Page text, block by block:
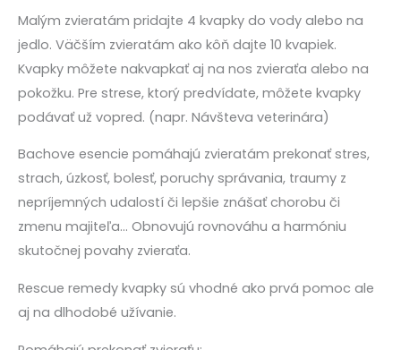
Malým zvieratám pridajte 4 kvapky do vody alebo na
jedlo. Väčším zvieratám ako kôň dajte 10 kvapiek.
Kvapky môžete nakvapkať aj na nos zvieraťa alebo na
pokožku. Pre strese, ktorý predvídate, môžete kvapky
podávať už vopred. (napr. Návšteva veterinára)
Bachove esencie pomáhajú zvieratám prekonať stres,
strach, úzkosť, bolesť, poruchy správania, traumy z
nepríjemných udalostí či lepšie znášať chorobu či
zmenu majiteľa… Obnovujú rovnováhu a harmóniu
skutočnej povahy zvieraťa.
Rescue remedy kvapky sú vhodné ako prvá pomoc ale
aj na dlhodobé užívanie.